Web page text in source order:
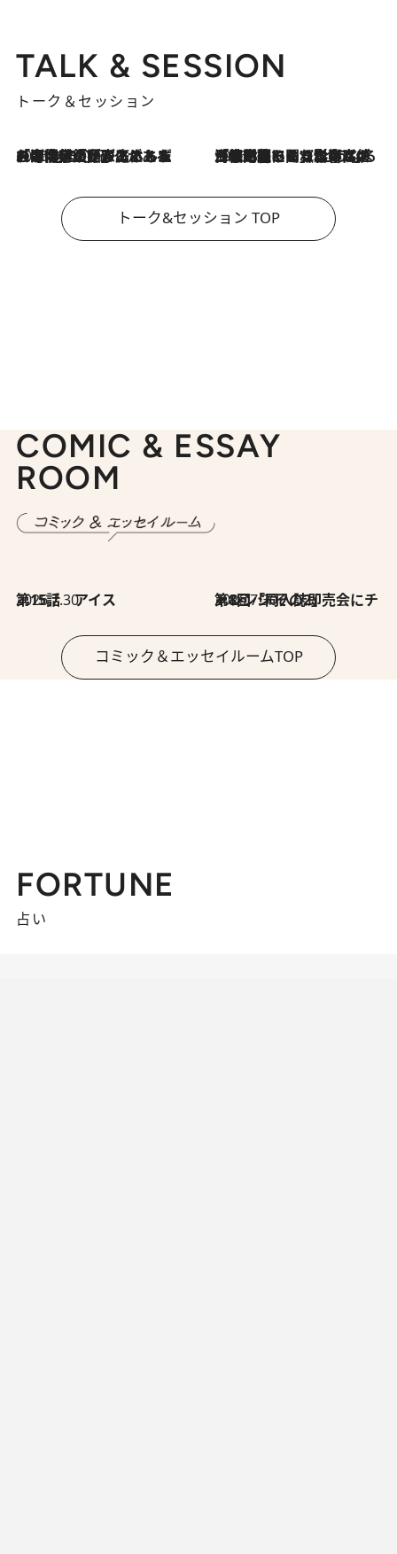
TALK & SESSION
トーク＆セッション
2026.8.3
「今後値上げがあるとすれば…」「リスクがあるのは今年の冬」エネルギー専門家が語る、ホルムズ海峡封鎖が家庭にもたらす“ある心配” 2026.8.3
「住宅建てられない…」「サーチャージ料の高値が続いている」ホルムズ海峡封鎖による影響はいつまで続く？《エネルギー専門家に聞く“どうなる日本の暮らし”》
トーク&セッション TOP
COMIC & ESSAY
ROOM
2026.7.30
第15話 アイス 2026.7.30
第8回「同人誌即売会にチャレンジ その2」
コミック＆エッセイルームTOP
FORTUNE
占い